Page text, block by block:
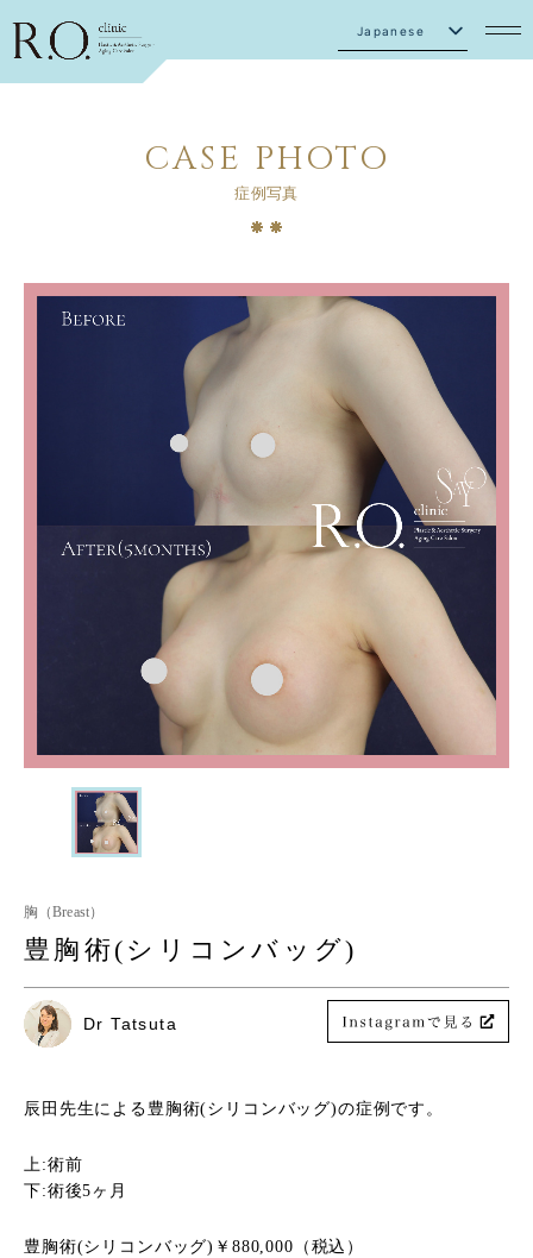
Japanese
CASE PHOTO
症例写真
胸（Breast）
豊胸術(シリコンバッグ)
Dr Tatsuta
辰田先生による豊胸術(シリコンバッグ)の症例です。
上:術前
下:術後5ヶ月
豊胸術(シリコンバッグ)￥880,000（税込）